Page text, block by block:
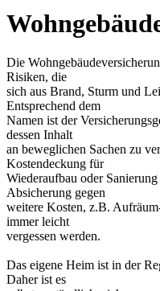
Die
Risiken, die
sich aus Brand, Sturm und
Entsprechend dem
Namen ist der
dessen Inhalt
an beweglichen Sachen zu
Kostendeckung für
Wiederaufbau oder
Absicherung gegen
weitere Kosten, z.B.
immer leicht
vergessen werden.
Das eigene Heim ist in der
Daher ist es